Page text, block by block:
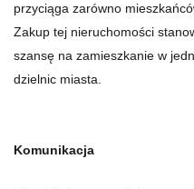
przyciąga zarówno
Zakup tej nieruchomości
szansę na zamieszkanie w
dzielnic miasta.
Komunikacja